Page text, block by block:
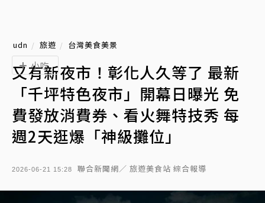
udn 旅遊 台灣美食美景
又有新夜市！彰化人久等了 最新
「千坪特色夜市」開幕日曝光 免
費發放消費券、看火舞特技秀 每
週2天逛爆「神級攤位」
2026-06-21 15:28 聯合新聞網／ 旅遊美食站 綜合報導
小吃